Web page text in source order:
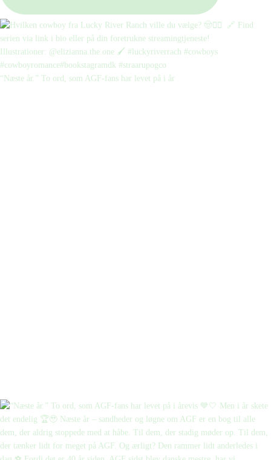
“Næste år.” To ord, som AGF-fans har levet på i år